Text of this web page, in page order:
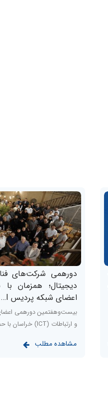
دورهمی شرکت‌های
دیجیتال؛ همزمان
اعضای شبکه پردیس I…
بیست‌وهفتمین دورهمی
و ارتباطات (ICT) خراسان با حضور رئیس پارک علم و…
مشاهده مطلب